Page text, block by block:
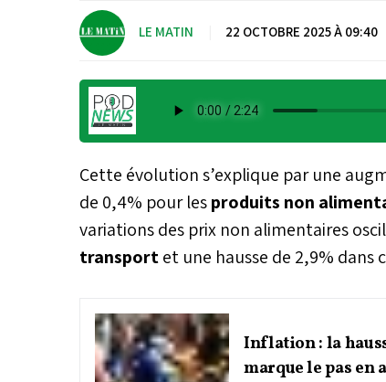
LE MATIN 22 OCTOBRE 2025 À 09:40
Cette évolution s’explique par une
de 0,4% pour lesproduits non
variations des prix non alimentaires
transportet une hausse de 2,9%
Inflation : la
marque le pas en